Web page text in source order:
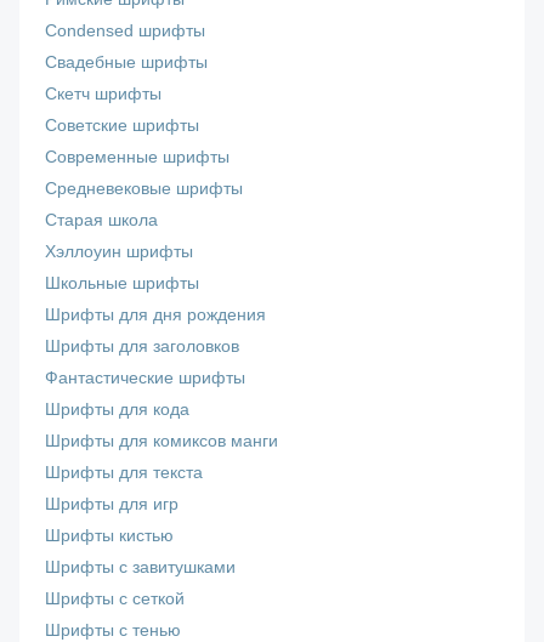
Сondensed шрифты
Свадебные шрифты
Скетч шрифты
Советские шрифты
Современные шрифты
Средневековые шрифты
Старая школа
Хэллоуин шрифты
Школьные шрифты
Шрифты для дня рождения
Шрифты для заголовков
Фантастические шрифты
Шрифты для кода
Шрифты для комиксов манги
Шрифты для текста
Шрифты для игр
Шрифты кистью
Шрифты с завитушками
Шрифты с сеткой
Шрифты с тенью